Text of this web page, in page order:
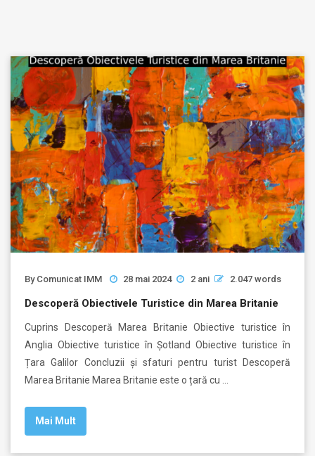
By Comunicat IMM 28 mai 2024 2 ani 2.047 words
Descoperă Obiectivele Turistice din Marea Britanie
Cuprins Descoperă Marea Britanie Obiective turistice în
Anglia Obiective turistice în Șotland Obiective turistice în
Țara Galilor Concluzii și sfaturi pentru turist Descoperă
Marea Britanie Marea Britanie este o țară cu …
Mai Mult